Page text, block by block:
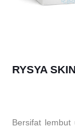
RYSYA
Bersifat lembut